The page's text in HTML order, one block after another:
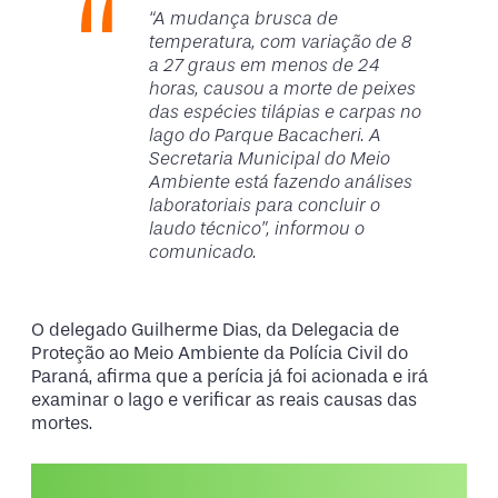
“A mudança brusca de
temperatura, com variação de 8
a 27 graus em menos de 24
horas, causou a morte de peixes
das espécies tilápias e carpas no
lago do Parque Bacacheri. A
Secretaria Municipal do Meio
Ambiente está fazendo análises
laboratoriais para concluir o
laudo técnico”, informou o
comunicado.
O delegado Guilherme Dias, da Delegacia de
Proteção ao Meio Ambiente da Polícia Civil do
Paraná, afirma que a perícia já foi acionada e irá
examinar o lago e verificar as reais causas das
mortes.